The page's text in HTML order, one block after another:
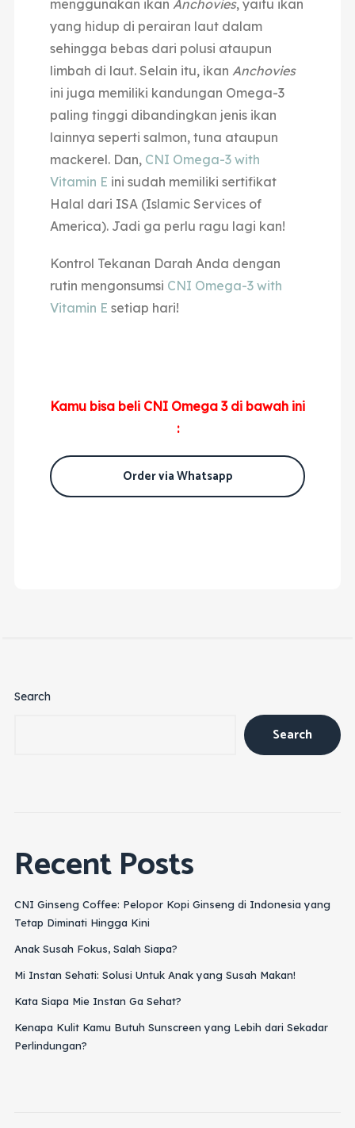
menggunakan ikan Anchovies, yaitu ikan
yang hidup di perairan laut dalam
sehingga bebas dari polusi ataupun
limbah di laut. Selain itu, ikan Anchovies
ini juga memiliki kandungan Omega-3
paling tinggi dibandingkan jenis ikan
lainnya seperti salmon, tuna ataupun
mackerel. Dan, CNI Omega-3 with
Vitamin E ini sudah memiliki sertifikat
Halal dari ISA (Islamic Services of
America). Jadi ga perlu ragu lagi kan!
Kontrol Tekanan Darah Anda dengan
rutin mengonsumsi CNI Omega-3 with
Vitamin E setiap hari!
Kamu bisa beli CNI Omega 3 di bawah ini
:
Order via Whatsapp
Search
Search
Recent Posts
CNI Ginseng Coffee: Pelopor Kopi Ginseng di Indonesia yang
Tetap Diminati Hingga Kini
Anak Susah Fokus, Salah Siapa?
Mi Instan Sehati: Solusi Untuk Anak yang Susah Makan!
Kata Siapa Mie Instan Ga Sehat?
Kenapa Kulit Kamu Butuh Sunscreen yang Lebih dari Sekadar
Perlindungan?